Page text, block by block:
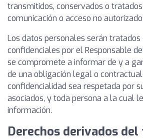
transmitidos, conservados o
comunicación o acceso no
Los datos personales serán tratados
confidenciales por el Responsable
se compromete a informar de y a
de una obligación legal o
confidencialidad sea respetada por
asociados, y toda persona a la cual
información.
Derechos derivados